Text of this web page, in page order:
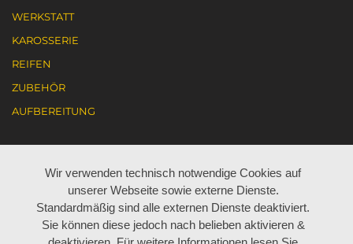
WERKSTATT
KAROSSERIE
REIFEN
ZUBEHÖR
AUFBEREITUNG
AKTUELL JOBANGEBOTE
ARBEITEN BEI BÖHM
Wir verwenden technisch notwendige Cookies auf
unserer Webseite sowie externe Dienste.
Standardmäßig sind alle externen Dienste deaktiviert.
Sie können diese jedoch nach belieben aktivieren &